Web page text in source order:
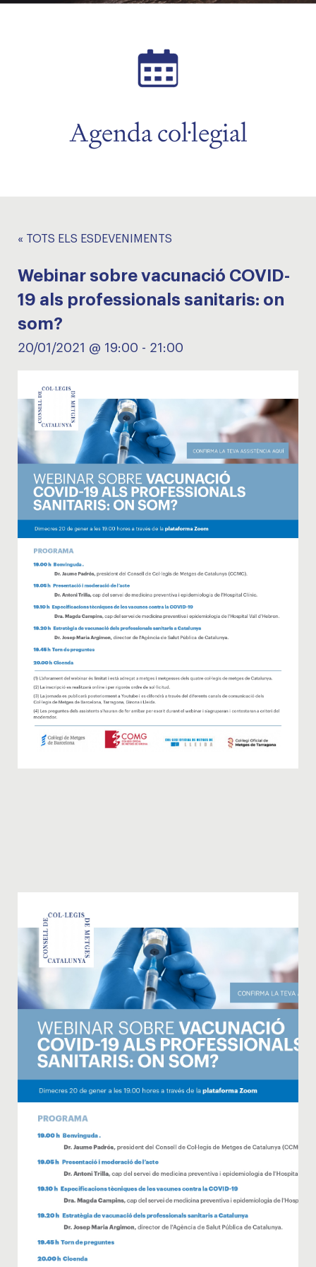
Agenda col·legial
« TOTS ELS ESDEVENIMENTS
Webinar sobre vacunació COVID-
19 als professionals sanitaris: on
som?
20/01/2021 @ 19:00 - 21:00